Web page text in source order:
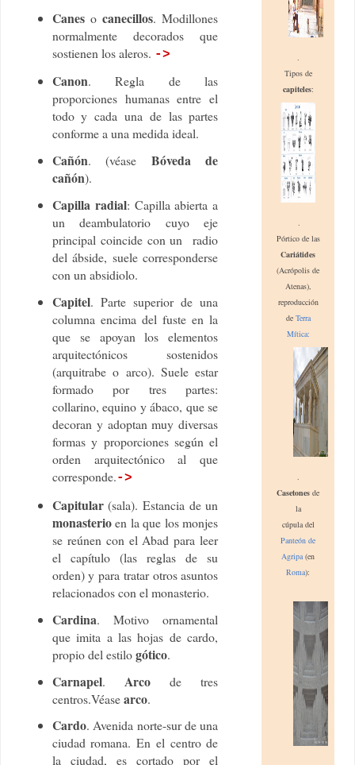
Canes ocanecillos. Modillones
normalmente decorados que
sostienen los aleros. ->
Canon. Regla de las
proporciones humanas entre el
todo y cada una de las partes
conforme a una medida ideal.
Cañón. (véase Bóveda de
cañón).
Capilla radial: Capilla abierta a
un deambulatorio cuyo eje
principal coincide con un radio
del ábside, suele corresponderse
con un absidiolo.
Capitel. Parte superior de una
columna encima del fuste en la
que se apoyan los elementos
arquitectónicos sostenidos
(arquitrabe o arco). Suele estar
formado por tres partes:
collarino, equino y ábaco, que se
decoran y adoptan muy diversas
formas y proporciones según el
orden arquitectónico al que
corresponde.->
Capitular(sala). Estancia de un
monasterioen la que los monjes
se reúnen con el Abad para leer
el capítulo (las reglas de su
orden) y para tratar otros asuntos
relacionados con el monasterio.
Cardina. Motivo ornamental
que imita a las hojas de cardo,
propio del estilogótico.
Carnapel. Arcode tres
centros.Véasearco.
Cardo. Avenida norte-sur de una
ciudad romana. En el centro de
la ciudad, es cortado por el
.
Tipos de
capiteles:
.
Pórtico de las
Cariátides
(Acrópolis de
Atenas),
reproducción
de Terra
Mítica:
.
Casetones de
la
cúpuladel
Panteón de
Agripa(en
Roma):